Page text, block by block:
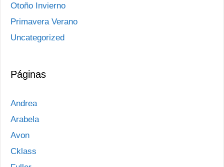
Otoño Invierno
Primavera Verano
Uncategorized
Páginas
Andrea
Arabela
Avon
Cklass